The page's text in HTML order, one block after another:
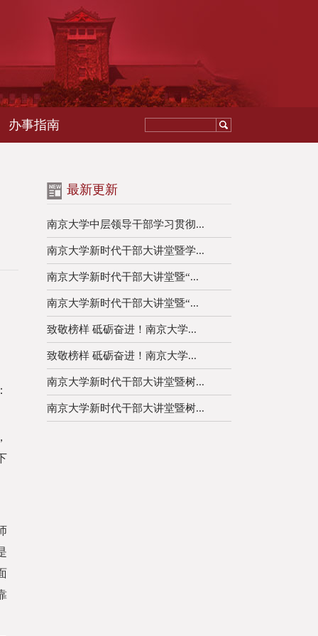
办事指南
最新更新
南京大学中层领导干部学习贯彻...
南京大学新时代干部大讲堂暨学...
南京大学新时代干部大讲堂暨“...
南京大学新时代干部大讲堂暨“...
致敬榜样 砥砺奋进！南京大学...
致敬榜样 砥砺奋进！南京大学...
南京大学新时代干部大讲堂暨树...
南京大学新时代干部大讲堂暨树...